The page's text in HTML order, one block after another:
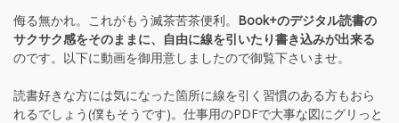
侮る無かれ。これがもう滅茶苦茶便利。 Book+のデジタル読書の
サクサク感をそのままに、自由に線を引いたり書き込みが出来る
のです。以下に動画を御用意しましたので御覧下さいませ。
読書好きな方には気になった箇所に線を引く習慣のある方もおら
れるでしょう(僕もそうです)。仕事用のPDFで大事な図にグリっと